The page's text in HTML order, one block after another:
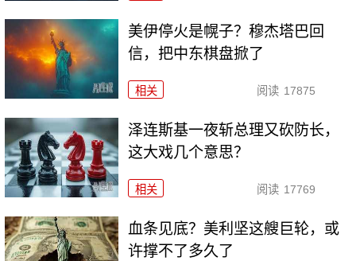
美伊停火是幌子？穆杰塔巴回
信，把中东棋盘掀了
相关 阅读 17875
泽连斯基一夜斩总理又砍防长，
这大戏几个意思？
相关 阅读 17769
血条见底？美利坚这艘巨轮，或
许撑不了多久了